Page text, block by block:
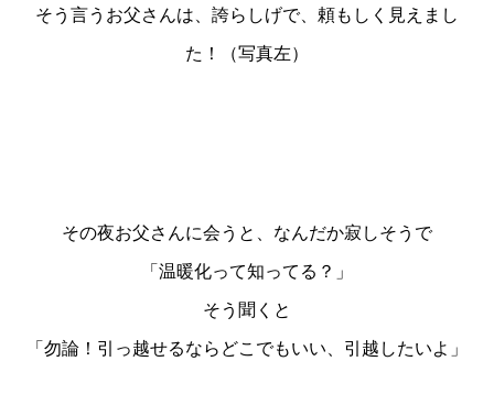
そう言うお父さんは、誇らしげで、頼もしく見えまし
た！（写真左）
その夜お父さんに会うと、なんだか寂しそうで
「温暖化って知ってる？」
そう聞くと
「勿論！引っ越せるならどこでもいい、引越したいよ」